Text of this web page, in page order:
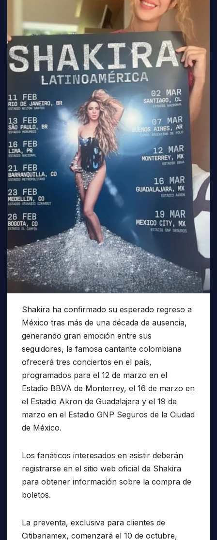
Shakira ha confirmado su esperado regreso a
México tras más de una década de ausencia,
generando gran emoción entre sus
seguidores, la famosa cantante colombiana
ofrecerá tres conciertos en el país,
programados para el 12 de marzo en el
Estadio BBVA de Monterrey, el 16 de marzo en
el Estadio Akron de Guadalajara y el 19 de
marzo en el Estadio GNP Seguros de la Ciudad
de México.
Los fanáticos interesados en asistir deberán
registrarse en el sitio web oficial de Shakira
para obtener información sobre la compra de
boletos.
La preventa, exclusiva para clientes de
Citibanamex, comenzará el 10 de octubre,